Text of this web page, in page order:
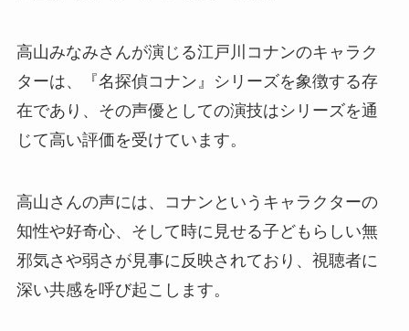
高山みなみさんが演じる江戸川コナンのキャラク
ターは、『名探偵コナン』シリーズを象徴する存
在であり、その声優としての演技はシリーズを通
じて高い評価を受けています。
高山さんの声には、コナンというキャラクターの
知性や好奇心、そして時に見せる子どもらしい無
邪気さや弱さが見事に反映されており、視聴者に
深い共感を呼び起こします。